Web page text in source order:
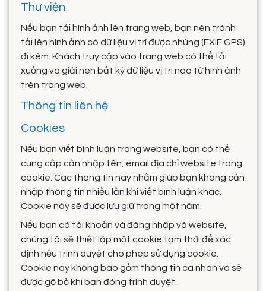
Thư viện
Nếu bạn tải hình ảnh lên trang web, bạn nên tránh
tải lên hình ảnh có dữ liệu vị trí được nhúng (EXIF GPS)
đi kèm. Khách truy cập vào trang web có thể tải
xuống và giải nén bất kỳ dữ liệu vị trí nào từ hình ảnh
trên trang web.
Thông tin liên hệ
Cookies
Nếu bạn viết bình luận trong website, bạn có thể
cung cấp cần nhập tên, email địa chỉ website trong
cookie. Các thông tin này nhằm giúp bạn không cần
nhập thông tin nhiều lần khi viết bình luận khác.
Cookie này sẽ được lưu giữ trong một năm.
Nếu bạn có tài khoản và đăng nhập và website,
chúng tôi sẽ thiết lập một cookie tạm thời để xác
định nếu trình duyệt cho phép sử dụng cookie.
Cookie này không bao gồm thông tin cá nhân và sẽ
được gỡ bỏ khi bạn đóng trình duyệt.